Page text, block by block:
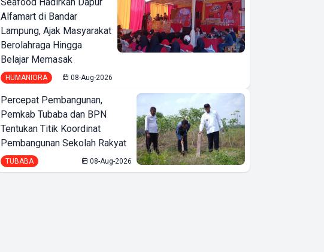
Alfamart di Bandar
Lampung, Ajak Masyarakat
Berolahraga Hingga
Belajar Memasak
HUMANIORA 08-Aug-2026
Percepat Pembangunan,
Pemkab Tubaba dan BPN
Tentukan Titik Koordinat
Pembangunan Sekolah Rakyat
TUBABA 08-Aug-2026